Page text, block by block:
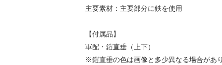
主要素材：主要部分に鉄を使用
【付属品】
軍配・鎧直垂（上下）
※鎧直垂の色は画像と多少異なる場合があ